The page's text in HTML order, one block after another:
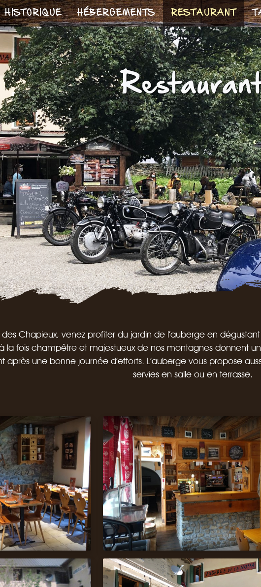
HISTORIQUE HÉBERGEMENTS RESTAURANT
Chapieux, venez profiter du jardin de l’auberge en
la fois champêtre et majestueux de nos montagnes donnent
après une bonne journée d’efforts. L’auberge vous propose
servies en salle ou en terrasse.